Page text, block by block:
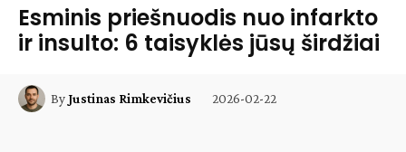
Esminis priešnuodis nuo infarkto
ir insulto: 6 taisyklės jūsų širdžiai
ByJustinas Rimkevičius 2026-02-22